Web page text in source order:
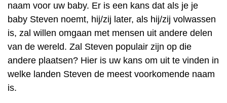
naam voor uw baby. Er is een kans dat als je je
baby Steven noemt, hij/zij later, als hij/zij volwassen
is, zal willen omgaan met mensen uit andere delen
van de wereld. Zal Steven populair zijn op die
andere plaatsen? Hier is uw kans om uit te vinden in
welke landen Steven de meest voorkomende naam
is.